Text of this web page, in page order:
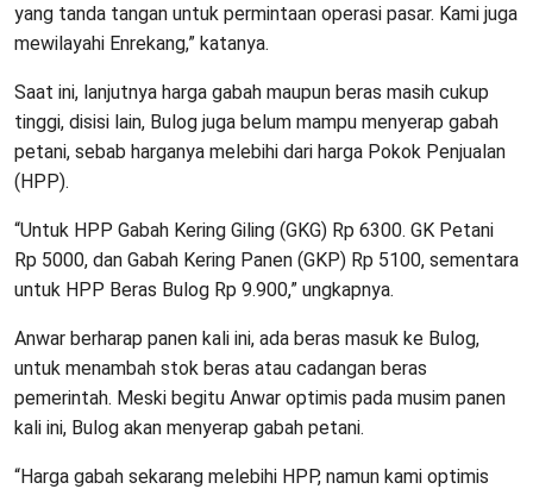
yang tanda tangan untuk permintaan operasi pasar. Kami juga
mewilayahi Enrekang,” katanya.
Saat ini, lanjutnya harga gabah maupun beras masih cukup
tinggi, disisi lain, Bulog juga belum mampu menyerap gabah
petani, sebab harganya melebihi dari harga Pokok Penjualan
(HPP).
“Untuk HPP Gabah Kering Giling (GKG) Rp 6300. GK Petani
Rp 5000, dan Gabah Kering Panen (GKP) Rp 5100, sementara
untuk HPP Beras Bulog Rp 9.900,” ungkapnya.
Anwar berharap panen kali ini, ada beras masuk ke Bulog,
untuk menambah stok beras atau cadangan beras
pemerintah. Meski begitu Anwar optimis pada musim panen
kali ini, Bulog akan menyerap gabah petani.
“Harga gabah sekarang melebihi HPP, namun kami optimis